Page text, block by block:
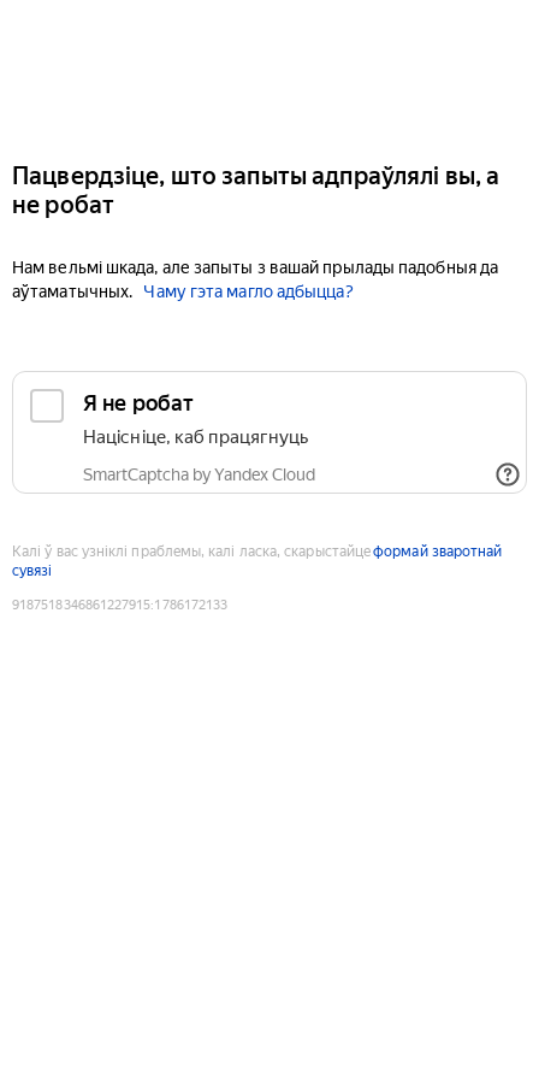
Пацвердзіце, што запыты адпраўлялі вы, а
не робат
Нам вельмі шкада, але запыты з вашай прылады падобныя да
аўтаматычных.
Чаму гэта магло адбыцца?
Я не робат
Націсніце, каб працягнуць
SmartCaptcha by Yandex Cloud
Калі ў вас узніклі праблемы, калі ласка, скарыстайцеформай зваротнай
сувязі
9187518346861227915:1786172133